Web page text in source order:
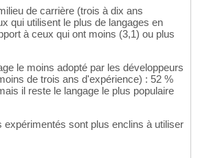
de carrière (trois à dix ans
qui utilisent le plus de langages en
à ceux qui ont moins (3,1) ou plus
le moins adopté par les développeurs
de trois ans d'expérience) : 52 %
il reste le langage le plus populaire
expérimentés sont plus enclins à utiliser